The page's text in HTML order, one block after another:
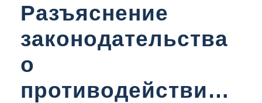
Разъяснение
законодательства
о
противодействии